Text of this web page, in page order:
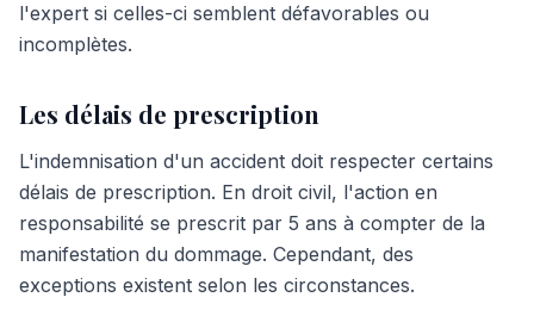
l'expert si celles-ci semblent défavorables ou
incomplètes.
Les délais de prescription
L'indemnisation d'un accident doit respecter certains
délais de prescription. En droit civil, l'action en
responsabilité se prescrit par 5 ans à compter de la
manifestation du dommage. Cependant, des
exceptions existent selon les circonstances.